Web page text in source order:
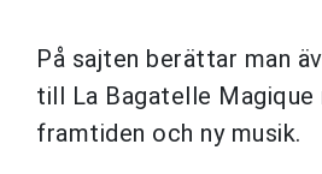
På sajten berättar man
till La Bagatelle
framtiden och ny musik.